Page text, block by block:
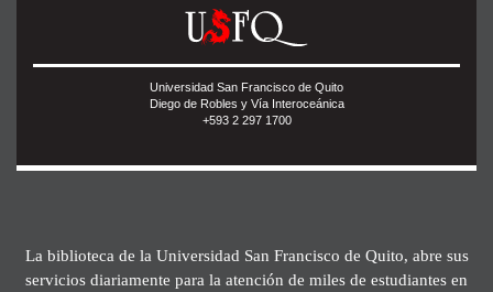
Universidad San Francisco de Quito
Diego de Robles y Vía Interoceánica
+593 2 297 1700
La biblioteca de la Universidad San Francisco de Quito, abre sus
servicios diariamente para la atención de miles de estudiantes en